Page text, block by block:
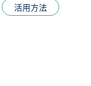
活用方法